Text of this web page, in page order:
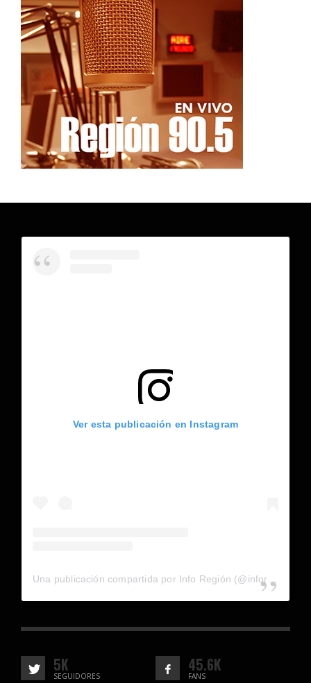
Ver esta publicación en Instagram
5K
SEGUIDORES
45.6K
FANS